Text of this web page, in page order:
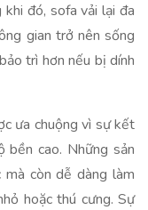
đó, sofa vải lại đa
gian trở nên sống
trì hơn nếu bị dính
ưa chuộng vì sự kết
cao. Những sản
còn dễ dàng làm
hoặc thú cưng. Sự